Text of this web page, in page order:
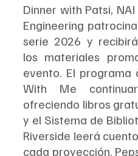
Dinner with Patsi,
Engineering
serie 2026 y
los materiales
evento. El programa
With Me
ofreciendo libros
y el Sistema de
Riverside leerá
cada proyección.